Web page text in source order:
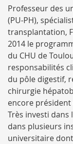
Fabrice
Musacri
Professeur des
(PU-PH),
transplantation,
2014 le
du CHU de
responsabilités
du pôle digestif,
chirurgie
encore président
Très investi dans
dans plusieurs
universitaire